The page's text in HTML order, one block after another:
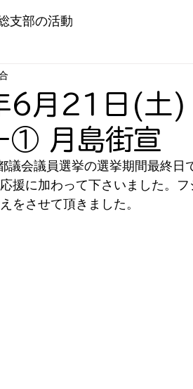
支部の活動
月21日(土)
① 月島街宣
議会議員選挙の選挙期間最終
援に加わって下さいました。
をさせて頂きました。